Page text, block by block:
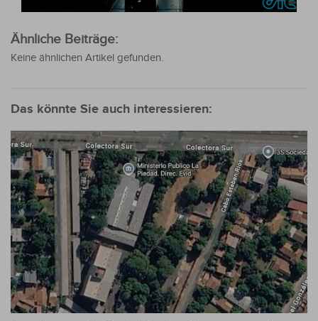
Ähnliche Beiträge:
Keine ähnlichen Artikel gefunden.
Das könnte Sie auch interessieren: